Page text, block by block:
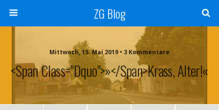
ZG Blog
Mittwoch, 15. Mai 2019 • 3 Kommentare
<span Class="dquo">»</span>Krass, Alter!«